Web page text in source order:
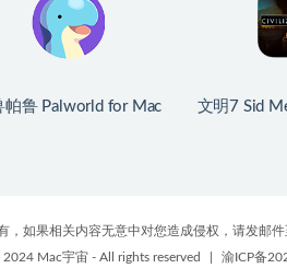
帕鲁 Palworld for Mac
文明7 Sid
如果相关内容无意中对您造成侵权，请发邮
Mac宇宙 - All rights reserved 渝ICP备